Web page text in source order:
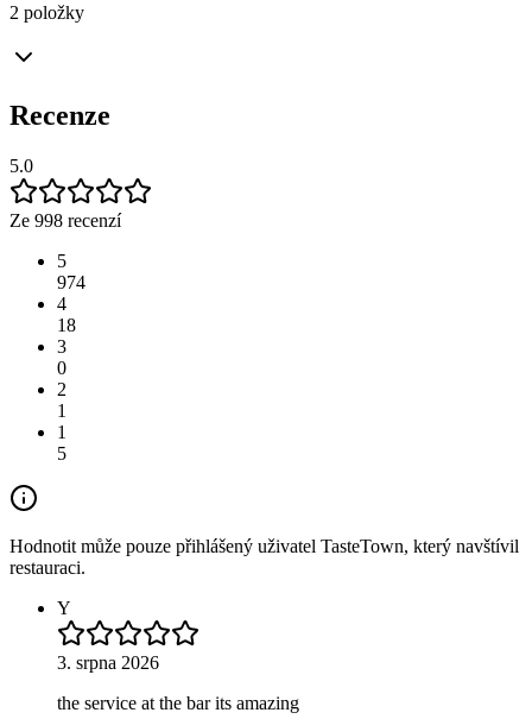
2 položky
Recenze
5.0
Ze 998 recenzí
5
974
4
18
3
0
2
1
1
5
Hodnotit může pouze přihlášený uživatel TasteTown, který navštívil
restauraci.
Y
3. srpna 2026
the service at the bar its amazing